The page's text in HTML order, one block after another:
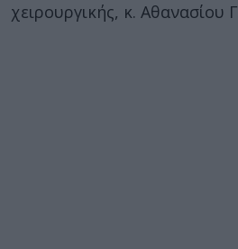
χειρουργικής, κ. Αθανασίου